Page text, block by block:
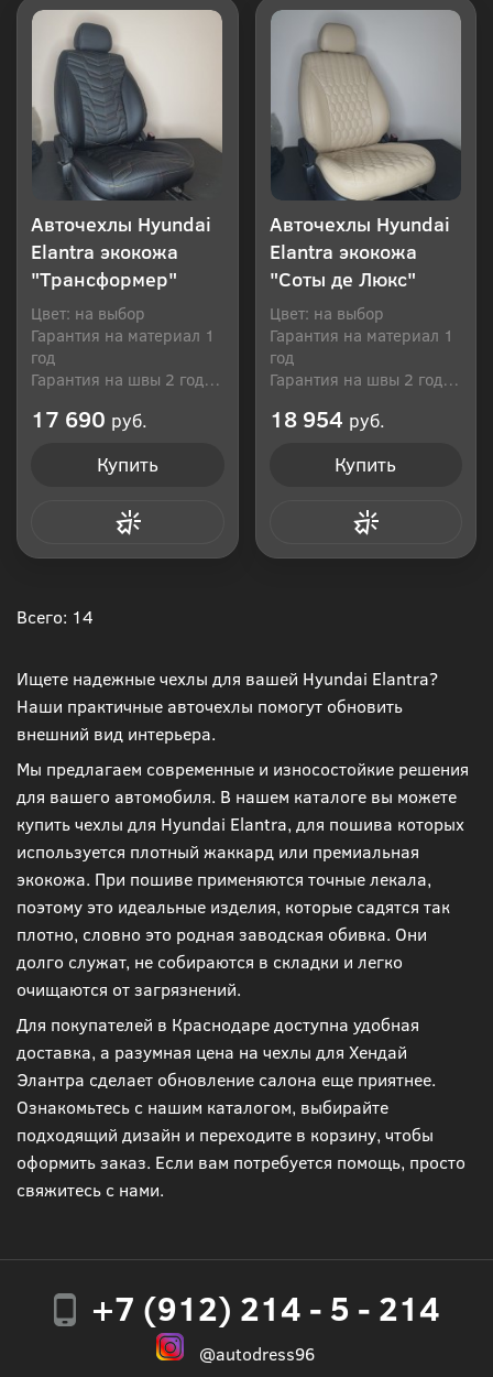
Авточехлы Hyundai
Elantra экокожа
"Трансформер"
Цвет: на выбор
Гарантия на материал 1
год
Гарантия на швы 2 года
17 690 руб.
Купить
Авточехлы Hyundai
Elantra экокожа
"Соты де Люкс"
Цвет: на выбор
Гарантия на материал 1
год
Гарантия на швы 2 года
18 954 руб.
Купить
Всего: 14
Ищете надежные чехлы для вашей Hyundai Elantra?
Наши практичные авточехлы помогут обновить
внешний вид интерьера.
Мы предлагаем современные и износостойкие решения
для вашего автомобиля. В нашем каталоге вы можете
купить чехлы для Hyundai Elantra, для пошива которых
используется плотный жаккард или премиальная
экокожа. При пошиве применяются точные лекала,
поэтому это идеальные изделия, которые садятся так
плотно, словно это родная заводская обивка. Они
долго служат, не собираются в складки и легко
очищаются от загрязнений.
Для покупателей в Краснодаре доступна удобная
доставка, а разумная цена на чехлы для Хендай
Элантра сделает обновление салона еще приятнее.
Ознакомьтесь с нашим каталогом, выбирайте
подходящий дизайн и переходите в корзину, чтобы
оформить заказ. Если вам потребуется помощь, просто
свяжитесь с нами.
+7 (912) 214 - 5 - 214
@autodress96